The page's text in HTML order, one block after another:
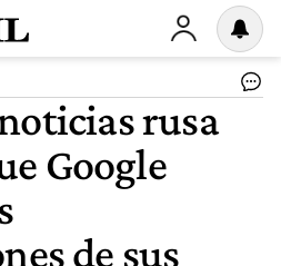
rusa
Google
de sus